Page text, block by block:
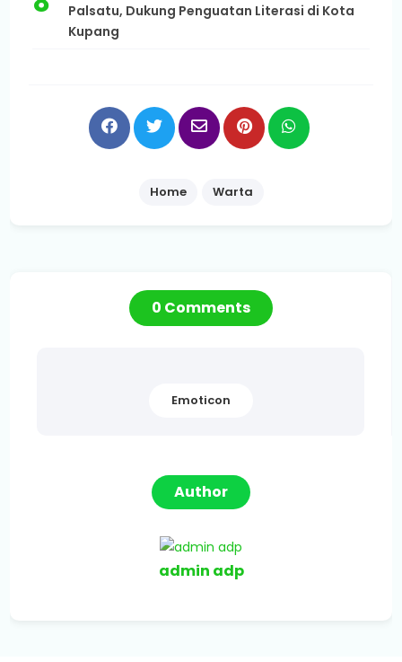
Palsatu, Dukung Penguatan Literasi di Kota
Kupang
Home Warta
0 Comments
Emoticon
Author
admin adp